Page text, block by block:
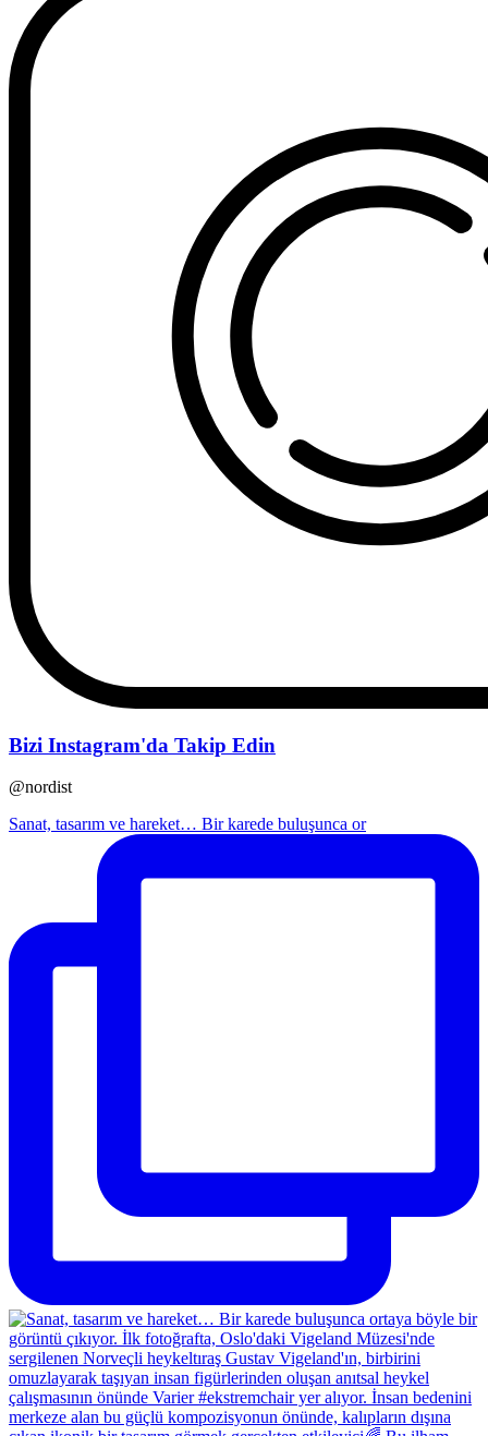
Bizi Instagram'da Takip Edin
@nordist
Sanat, tasarım ve hareket… Bir karede buluşunca or